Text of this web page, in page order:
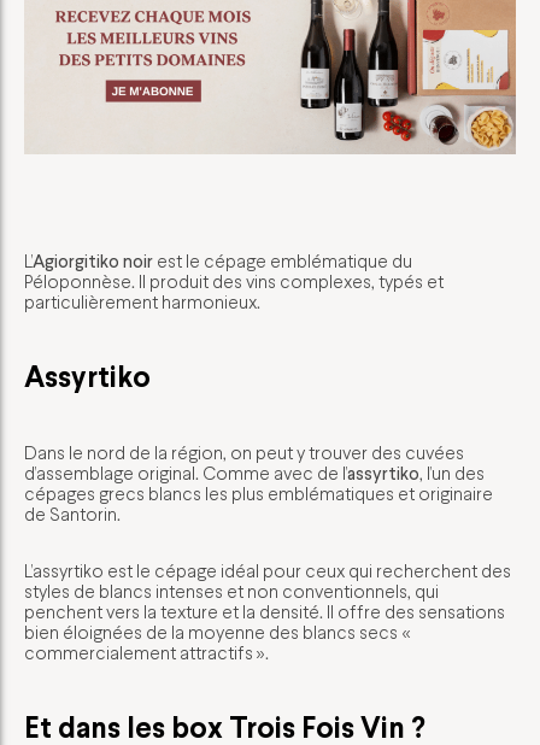
L’Agiorgitiko noir est le cépage emblématique du
Péloponnèse. Il produit des vins complexes, typés et
particulièrement harmonieux.
Assyrtiko
Dans le nord de la région, on peut y trouver des cuvées
d’assemblage original. Comme avec de l’assyrtiko, l’un des
cépages grecs blancs les plus emblématiques et originaire
de Santorin.
L’assyrtiko est le cépage idéal pour ceux qui recherchent des
styles de blancs intenses et non conventionnels, qui
penchent vers la texture et la densité. Il offre des sensations
bien éloignées de la moyenne des blancs secs «
commercialement attractifs ».
Et dans les box Trois Fois Vin ?